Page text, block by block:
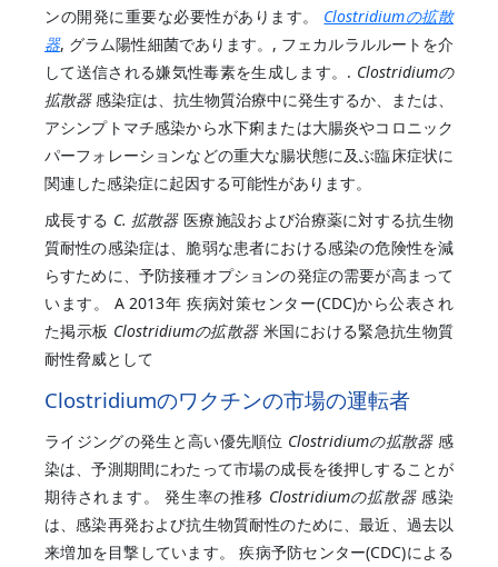
ンの開発に重要な必要性があります。 Clostridiumの拡散
器, グラム陽性細菌であります。, フェカルラルルートを介
して送信される嫌気性毒素を生成します。. Clostridiumの
拡散器感染症は、抗生物質治療中に発生するか、または、
アシンプトマチ感染から水下痢または大腸炎やコロニック
パーフォレーションなどの重大な腸状態に及ぶ臨床症状に
関連した感染症に起因する可能性があります。
成長する C. 拡散器医療施設および治療薬に対する抗生物
質耐性の感染症は、脆弱な患者における感染の危険性を減
らすために、予防接種オプションの発症の需要が高まって
います。 A 2013年 疾病対策センター(CDC)から公表され
た掲示板 Clostridiumの拡散器米国における緊急抗生物質
耐性脅威として
Clostridiumのワクチンの市場の運転者
ライジングの発生と高い優先順位 Clostridiumの拡散器感
染は、予測期間にわたって市場の成長を後押しすることが
期待されます。 発生率の推移 Clostridiumの拡散器感染
は、感染再発および抗生物質耐性のために、最近、過去以
来増加を目撃しています。 疾病予防センター(CDC)による